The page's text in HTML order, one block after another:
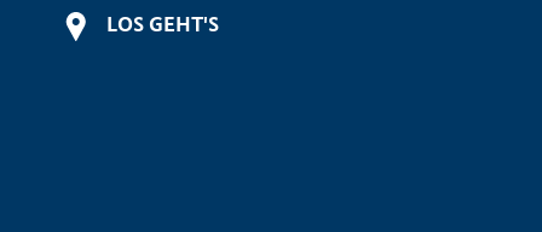
LOS GEHT'S